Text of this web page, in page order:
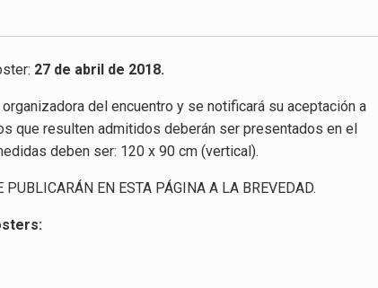
27 de abril de 2018.
del encuentro y se notificará su aceptación a
que resulten admitidos deberán ser presentados en el
deben ser: 120 x 90 cm (vertical).
EN ESTA PÁGINA A LA BREVEDAD.